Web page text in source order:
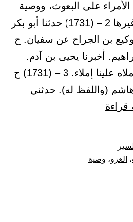
الأمراء على البعوث، ووصية
إياهم بآداب الغزو وغيرها 2 – (1731) حدثنا أبو بكر
بن الجراح عن سفيان. ح
أخبرنا يحيى بن آدم.
حدثنا سفيان. قال: أملاه علينا إملاء. 3 – (1731) ح
(واللفظ له). حدثني
قراءة
الأمراء
، الغزو، وصية